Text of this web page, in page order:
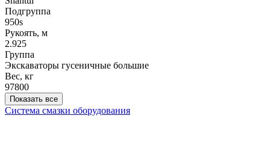
Подгруппа
950s
Рукоять, м
2.925
Группа
Экскаваторы гусеничные большие
Вес, кг
97800
Показать все
Система смазки оборудования